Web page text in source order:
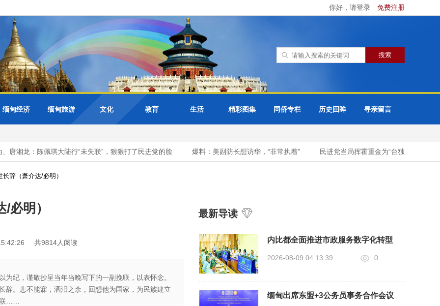
你好，请登录 免费注册
缅甸经济 缅甸旅游 文化 教育 生活 精彩图集 同侨专栏 历史回眸 寻亲留言
湘龙：陈佩琪大陆行“未失联”，狠狠打了民进党的脸 爆料：美副防长想访华，“非常执着” 民进党当局挥霍重金为“台独”编织“皇帝新
辞（萧介达/必明）
必明）
共9814人阅读
为纪，谨敬抄呈当年当晚写下的一副挽联，以表怀念。
辞。悲不能寐，洒泪之余，回想他为国家，为民族建立
……
最新导读
内比都全面推进市政服务数字化转型
2026-08-09 04:13:39 0
缅甸出席东盟+3公务员事务合作会议